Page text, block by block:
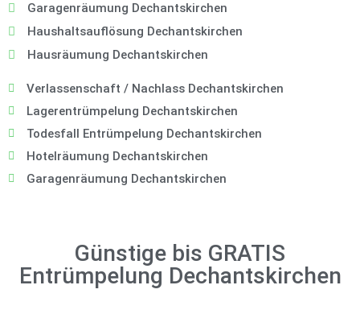
Garagenräumung Dechantskirchen
Haushaltsauflösung Dechantskirchen
Hausräumung Dechantskirchen
Verlassenschaft / Nachlass Dechantskirchen
Lagerentrümpelung Dechantskirchen
Todesfall Entrümpelung Dechantskirchen
Hotelräumung Dechantskirchen
Garagenräumung Dechantskirchen
Günstige bis GRATIS
Entrümpelung Dechantskirchen